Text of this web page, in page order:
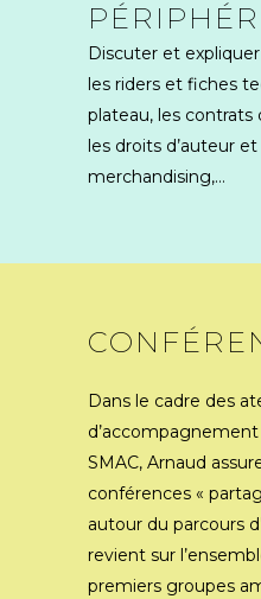
Discuter et
les riders et fiches
plateau, les
les droits d’auteur
merchandising,…
Dans le cadre des
SMAC, Arnaud
conférences «
autour du parcours
revient sur
premiers groupes